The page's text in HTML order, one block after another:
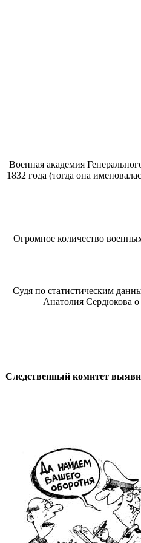
Военная академия
1832 года (тогда она
Огромное количество
Судя по статистическим
Анатолия Сердюкова о
Следственный комитет